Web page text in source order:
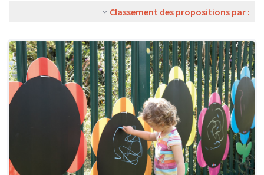
Classement des propositions par :